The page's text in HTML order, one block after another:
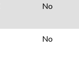
No
No